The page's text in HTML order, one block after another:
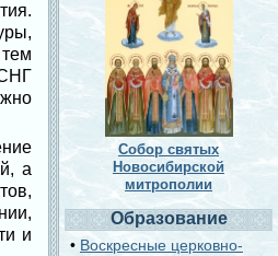
а
и
Собор святых
Новосибирской
митрополии
Образование
• Воскресные церковно-